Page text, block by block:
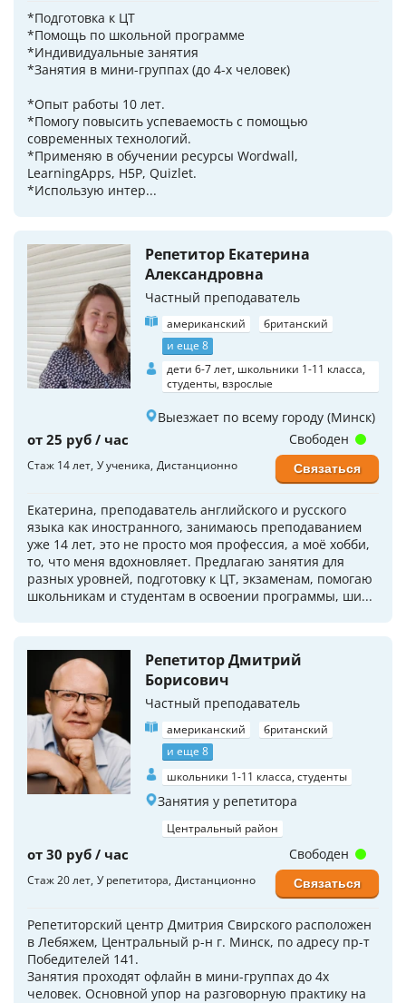
*Подготовка к ЦТ
*Помощь по школьной программе
*Индивидуальные занятия
*Занятия в мини-группах (до 4-х человек)
*Опыт работы 10 лет.
*Помогу повысить успеваемость с помощью
современных технологий.
*Применяю в обучении ресурсы Wordwall,
LearningApps, H5P, Quizlet.
*Использую интер...
Репетитор Екатерина
Александровна
Частный преподаватель
американский
британский
и еще 8
дети 6-7 лет, школьники 1-11 класса,
студенты, взрослые
Выезжает по всему городу (Минск)
от 25 руб / час
Стаж 14 лет У ученика Дистанционно
Екатерина, преподаватель английского и русского
языка как иностранного, занимаюсь преподаванием
уже 14 лет, это не просто моя профессия, а моё хобби,
то, что меня вдохновляет. Предлагаю занятия для
разных уровней, подготовку к ЦТ, экзаменам, помогаю
школьникам и студентам в освоении программы, ши...
Свободен
Связаться
Репетитор Дмитрий
Борисович
Частный преподаватель
американский
британский
и еще 8
школьники 1-11 класса, студенты
Занятия у репетитора
Центральный район
от 30 руб / час
Стаж 20 лет У репетитора Дистанционно
Репетиторский центр Дмитрия Свирского расположен
в Лебяжем, Центральный р-н г. Минск, по адресу пр-т
Победителей 141.
Занятия проходят офлайн в мини-группах до 4х
человек. Основной упор на разговорную практику на
Свободен
Связаться